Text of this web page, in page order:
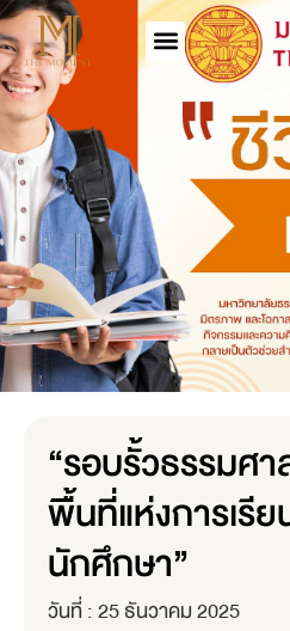
“รอบรั้วธรรมศ
พื้นที่แห่งการเรีย
นักศึกษา”
วันที่ :25 ธันวาคม 2025